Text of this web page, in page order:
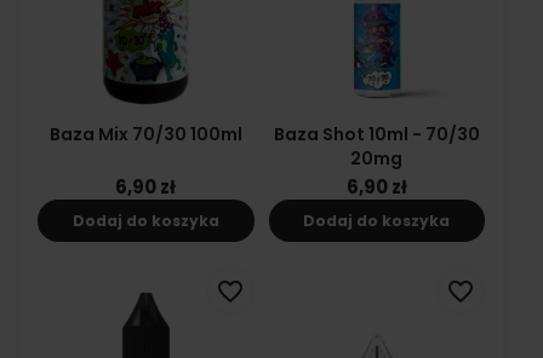
Baza Mix 70/30 100ml
6,90 zł
Dodaj do koszyka
Baza Shot 10ml - 70/30
20mg
6,90 zł
Dodaj do koszyka
favorite_border favorite_border